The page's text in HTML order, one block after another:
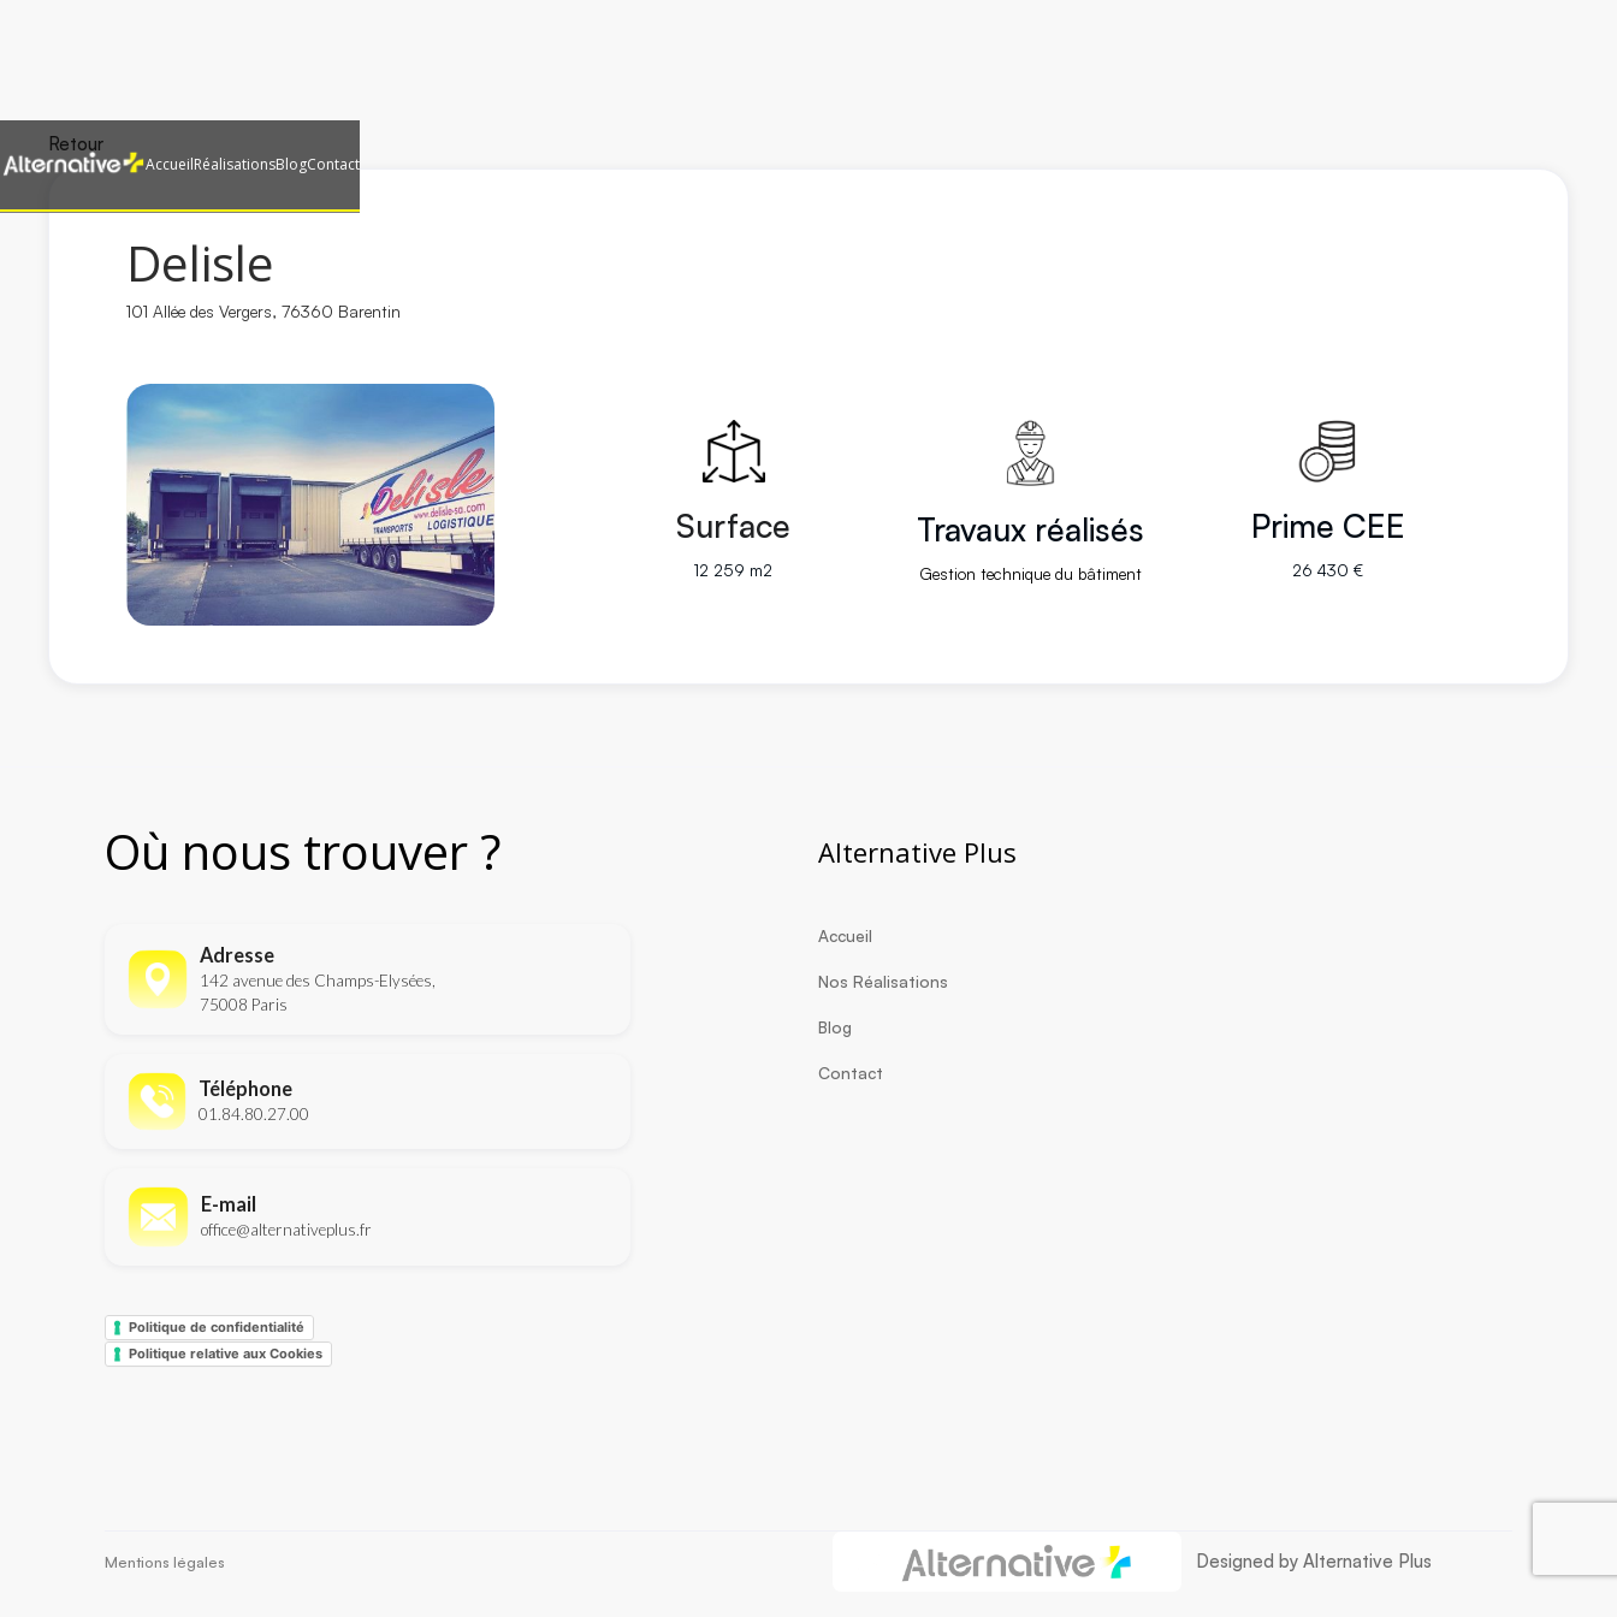
AccueilRéalisationsBlogContact
Retour
Delisle
101 Allée des Vergers, 76360 Barentin
Surface
12 259 m2
Travaux réalisés
Gestion technique du bâtiment
Prime CEE
26 430 €
Où nous trouver ?
Adresse
142 avenue des Champs-Elysées,
75008 Paris
Téléphone
01.84.80.27.00
E-mail
office@alternativeplus.fr
Politique de confidentialité
Politique relative aux Cookies
Alternative Plus
Accueil
Nos Réalisations
Blog
Contact
Mentions légales Designed by Alternative Plus